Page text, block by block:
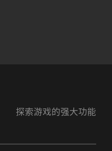
探索游戏的强大功能